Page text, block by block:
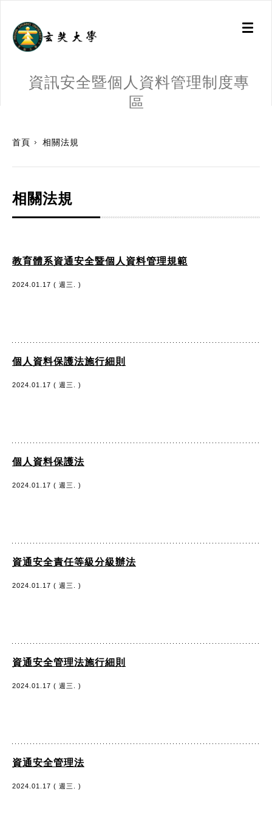
Toggle
資訊安全暨個人資料管理制度專
區
首頁 相關法規
相關法規
教育體系資通安全暨個人資料管理規範
2024.01.17 ( 週三. )
個人資料保護法施行細則
2024.01.17 ( 週三. )
個人資料保護法
2024.01.17 ( 週三. )
資通安全責任等級分級辦法
2024.01.17 ( 週三. )
資通安全管理法施行細則
2024.01.17 ( 週三. )
資通安全管理法
2024.01.17 ( 週三. )